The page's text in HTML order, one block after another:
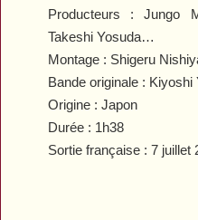
Producteurs : Jungo
Takeshi Yosuda…
Montage : Shigeru
Bande originale : Kiyoshi
Origine : Japon
Durée : 1h38
Sortie française : 7 juillet